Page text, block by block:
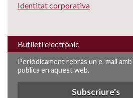
Identitat corporativa
Butlletí electrònic
Periòdicament rebràs un e-mail
publica en aquest web.
Subscriure's